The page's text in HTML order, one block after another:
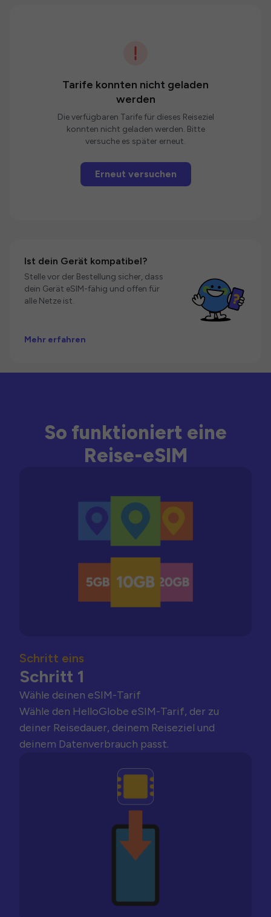
Tarife konnten nicht geladen
werden
Die verfügbaren Tarife für dieses Reiseziel
konnten nicht geladen werden. Bitte
versuche es später erneut.
Erneut versuchen
Ist dein Gerät kompatibel?
Stelle vor der Bestellung sicher, dass
dein Gerät eSIM-fähig und offen für
alle Netze ist.
Mehr erfahren
So funktioniert eine
Reise-eSIM
Schritt eins
Schritt 1
Wähle deinen eSIM-Tarif
Wähle den HelloGlobe eSIM-Tarif, der zu
deiner Reisedauer, deinem Reiseziel und
deinem Datenverbrauch passt.